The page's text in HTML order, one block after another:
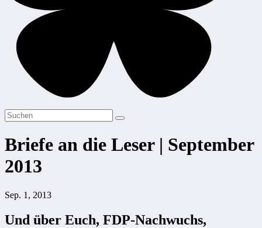
Briefe an die Leser | September
2013
Sep. 1, 2013
Und über Euch, FDP-Nachwuchs,